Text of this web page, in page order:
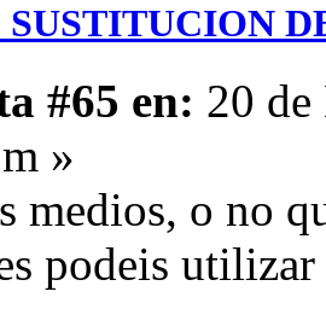
SUSTITUCION
#65 en: 20
»
medios, o no
podeis